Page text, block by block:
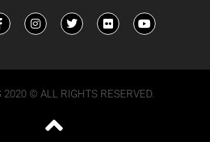
2020 © ALL RIGHTS RESERVED.